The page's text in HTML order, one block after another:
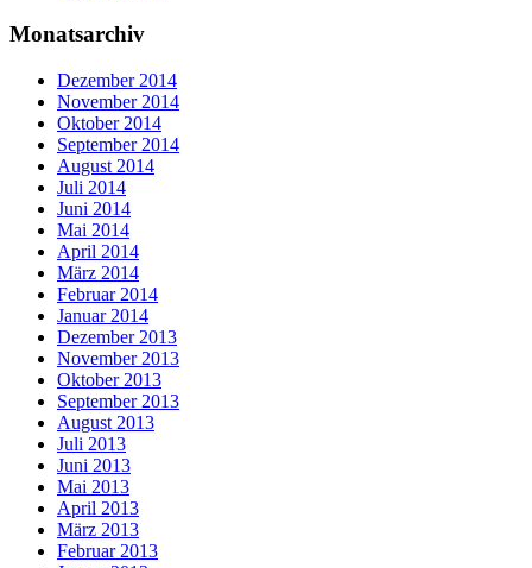
Monatsarchiv
Dezember 2014
November 2014
Oktober 2014
September 2014
August 2014
Juli 2014
Juni 2014
Mai 2014
April 2014
März 2014
Februar 2014
Januar 2014
Dezember 2013
November 2013
Oktober 2013
September 2013
August 2013
Juli 2013
Juni 2013
Mai 2013
April 2013
März 2013
Februar 2013